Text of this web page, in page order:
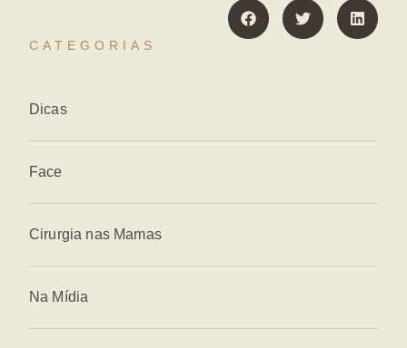
CATEGORIAS
Dicas
Face
Cirurgia nas Mamas
Na Mídia